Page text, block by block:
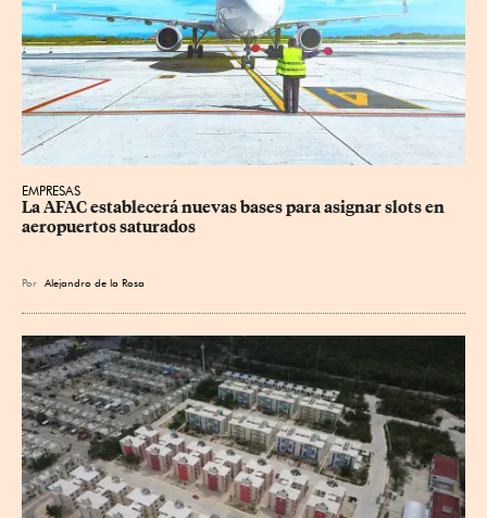
EMPRESAS
La AFAC establecerá nuevas bases para asignar slots en
aeropuertos saturados
Por Alejandro de la Rosa